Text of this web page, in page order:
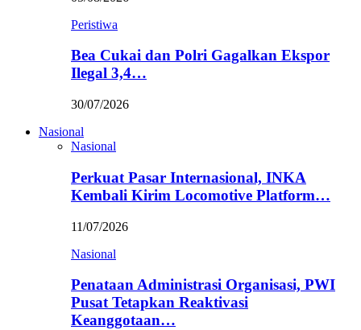
Peristiwa
Bea Cukai dan Polri Gagalkan Ekspor
Ilegal 3,4…
30/07/2026
Nasional
Nasional
Perkuat Pasar Internasional, INKA
Kembali Kirim Locomotive Platform…
11/07/2026
Nasional
Penataan Administrasi Organisasi, PWI
Pusat Tetapkan Reaktivasi
Keanggotaan…